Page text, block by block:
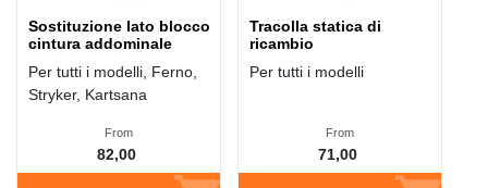
Sostituzione lato blocco
cintura addominale
Per tutti i modelli, Ferno,
Stryker, Kartsana
From
82,00
Tracolla statica di
ricambio
Per tutti i modelli
From
71,00